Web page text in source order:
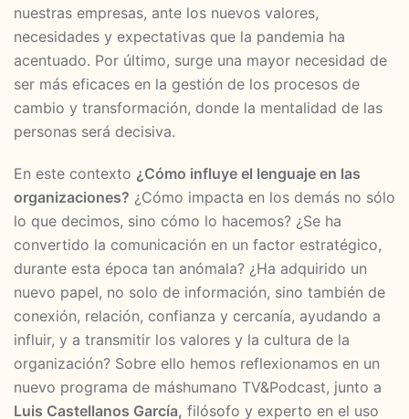
nuestras empresas, ante los nuevos valores,
necesidades y expectativas que la pandemia ha
acentuado. Por último, surge una mayor necesidad de
ser más eficaces en la gestión de los procesos de
cambio y transformación, donde la mentalidad de las
personas será decisiva.
En este contexto ¿Cómo influye el lenguaje en las
organizaciones? ¿Cómo impacta en los demás no sólo
lo que decimos, sino cómo lo hacemos? ¿Se ha
convertido la comunicación en un factor estratégico,
durante esta época tan anómala? ¿Ha adquirido un
nuevo papel, no solo de información, sino también de
conexión, relación, confianza y cercanía, ayudando a
influir, y a transmitir los valores y la cultura de la
organización? Sobre ello hemos reflexionamos en un
nuevo programa de máshumano TV&Podcast, junto a
Luis Castellanos García, filósofo y experto en el uso